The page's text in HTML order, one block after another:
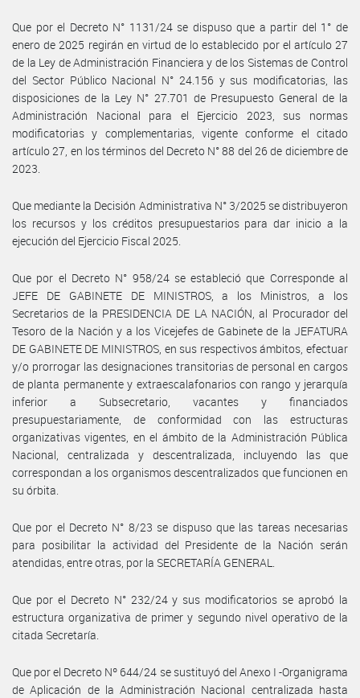
Que por el Decreto N° 1131/24 se dispuso que a partir del 1° de
enero de 2025 regirán en virtud de lo establecido por el artículo 27
de la Ley de Administración Financiera y de los Sistemas de Control
del Sector Público Nacional N° 24.156 y sus modificatorias, las
disposiciones de la Ley N° 27.701 de Presupuesto General de la
Administración Nacional para el Ejercicio 2023, sus normas
modificatorias y complementarias, vigente conforme el citado
artículo 27, en los términos del Decreto N° 88 del 26 de diciembre de
2023.
Que mediante la Decisión Administrativa N° 3/2025 se distribuyeron
los recursos y los créditos presupuestarios para dar inicio a la
ejecución del Ejercicio Fiscal 2025.
Que por el Decreto N° 958/24 se estableció que Corresponde al
JEFE DE GABINETE DE MINISTROS, a los Ministros, a los
Secretarios de la PRESIDENCIA DE LA NACIÓN, al Procurador del
Tesoro de la Nación y a los Vicejefes de Gabinete de la JEFATURA
DE GABINETE DE MINISTROS, en sus respectivos ámbitos, efectuar
y/o prorrogar las designaciones transitorias de personal en cargos
de planta permanente y extraescalafonarios con rango y jerarquía
inferior a Subsecretario, vacantes y financiados
presupuestariamente, de conformidad con las estructuras
organizativas vigentes, en el ámbito de la Administración Pública
Nacional, centralizada y descentralizada, incluyendo las que
correspondan a los organismos descentralizados que funcionen en
su órbita.
Que por el Decreto N° 8/23 se dispuso que las tareas necesarias
para posibilitar la actividad del Presidente de la Nación serán
atendidas, entre otras, por la SECRETARÍA GENERAL.
Que por el Decreto N° 232/24 y sus modificatorios se aprobó la
estructura organizativa de primer y segundo nivel operativo de la
citada Secretaría.
Que por el Decreto Nº 644/24 se sustituyó del Anexo I -Organigrama
de Aplicación de la Administración Nacional centralizada hasta